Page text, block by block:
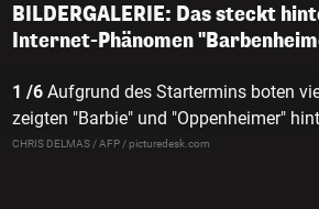
BILDERGALERIE: Das steckt
Internet-Phänomen
1 /6 Aufgrund des Startermins boten
zeigten "Barbie" und "Oppenheimer"
CHRIS DELMAS / AFP / picturedesk.com